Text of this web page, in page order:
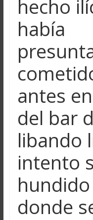
hecho
había
antes
del bar
libando
intento
donde